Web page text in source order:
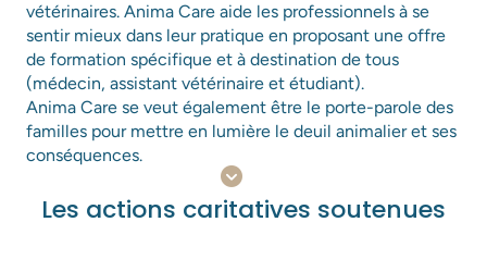
vétérinaires. Anima Care aide les professionnels à se
sentir mieux dans leur pratique en proposant une offre
de formation spécifique et à destination de tous
(médecin, assistant vétérinaire et étudiant).
Anima Care se veut également être le porte-parole des
familles pour mettre en lumière le deuil animalier et ses
conséquences.
Les actions caritatives soutenues
Renseignez votre e-mail pour être informé de nos offres
et notamment de l’ouverture des services de crémation
des équidés.
Les champs suivis d'un * sont obligatoires
J’accepte de recevoir des offres de la part d’Anima
Merci pour votre message.
Votre demande va être transmise à un
conseiller Anima Care afin d’y répondre dans
les meilleurs délais.